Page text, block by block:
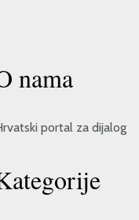
nama
portal za dijalog